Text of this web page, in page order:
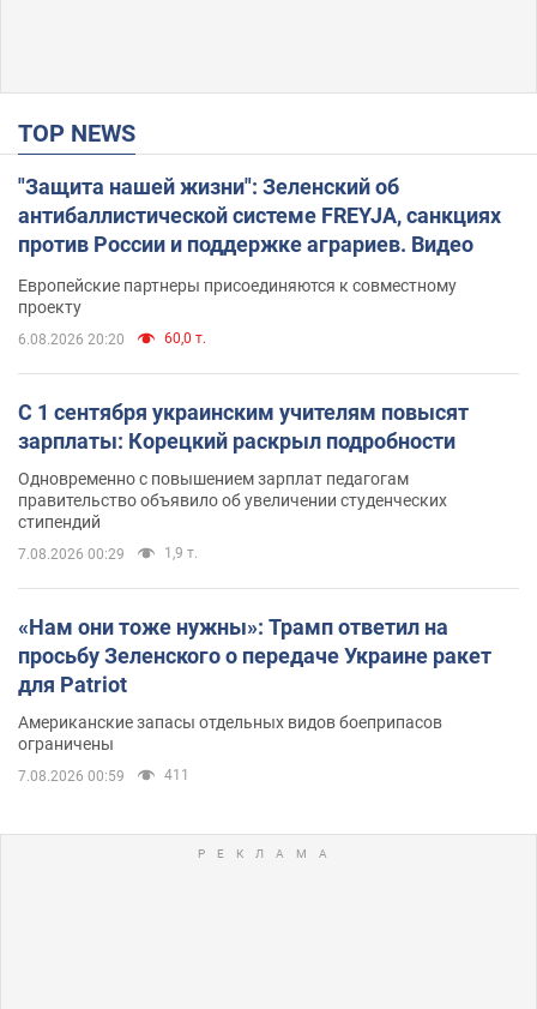
TOP NEWS
"Защита нашей жизни": Зеленский об
антибаллистической системе FREYJA, санкциях
против России и поддержке аграриев. Видео
Европейские партнеры присоединяются к совместному
проекту
6.08.2026 20:20 60,0 т.
С 1 сентября украинским учителям повысят
зарплаты: Корецкий раскрыл подробности
Одновременно с повышением зарплат педагогам
правительство объявило об увеличении студенческих
стипендий
7.08.2026 00:29 1,9 т.
«Нам они тоже нужны»: Трамп ответил на
просьбу Зеленского о передаче Украине ракет
для Patriot
Американские запасы отдельных видов боеприпасов
ограничены
7.08.2026 00:59 411